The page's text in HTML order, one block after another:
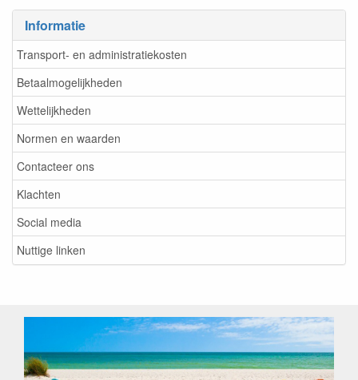
Informatie
Transport- en administratiekosten
Betaalmogelijkheden
Wettelijkheden
Normen en waarden
Contacteer ons
Klachten
Social media
Nuttige linken